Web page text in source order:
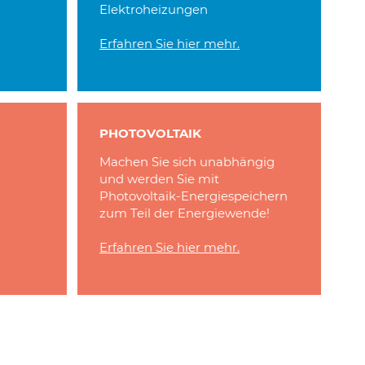
Elektroheizungen
Erfahren Sie hier mehr.
PHOTOVOLTAIK
Machen Sie sich unabhängig
und werden Sie mit
Photovoltaik-Energiespeichern
zum Teil der Energiewende!
Erfahren Sie hier mehr.